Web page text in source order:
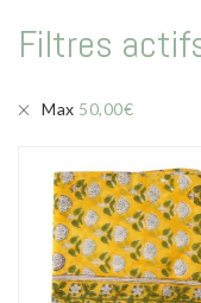
Echarpes / Pareos
Kimonos
Sacs en Kantha
Pochettes ordinateur
Trousses de toilette
Filtres
Max 50,00€